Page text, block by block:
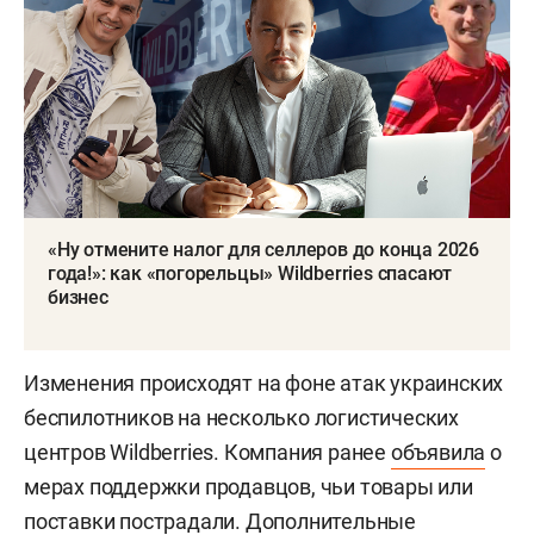
«Ну отмените налог для селлеров до конца 2026
года!»: как «погорельцы» Wildberries спасают
бизнес
Изменения происходят на фоне атак украинских
беспилотников на несколько логистических
центров Wildberries. Компания ранее объявила о
мерах поддержки продавцов, чьи товары или
поставки пострадали. Дополнительные